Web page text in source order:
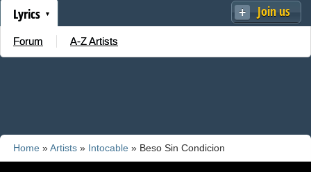
Join us
Lyrics
Forum A-Z Artists
Home »Artists » Intocable » Beso Sin Condicion